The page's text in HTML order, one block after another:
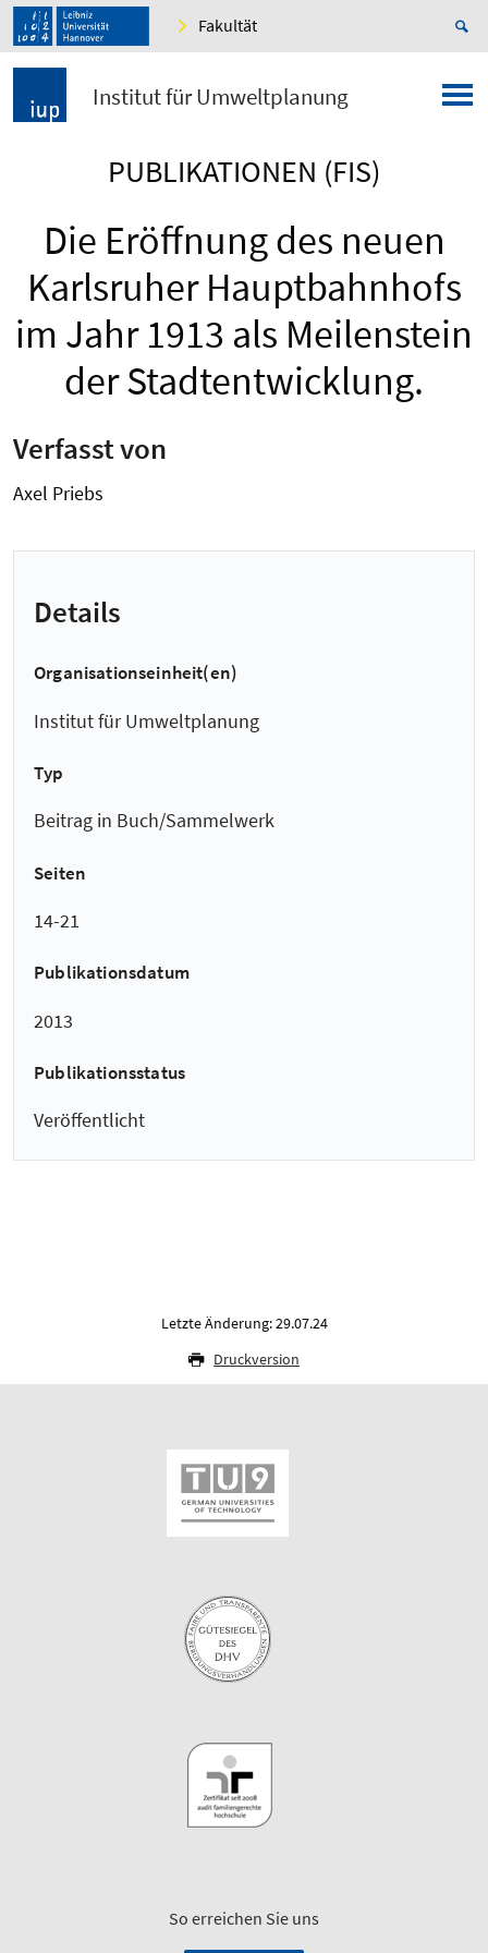
Fakultät
Institut für Umweltplanung
PUBLIKATIONEN (FIS)
Die Eröffnung des neuen
Karlsruher Hauptbahnhofs
im Jahr 1913 als Meilenstein
der Stadtentwicklung.
Verfasst von
Axel Priebs
Details
Organisationseinheit(en)
Institut für Umweltplanung
Typ
Beitrag in Buch/Sammelwerk
Seiten
14-21
Publikationsdatum
2013
Publikationsstatus
Veröffentlicht
Letzte Änderung: 29.07.24
Druckversion
So erreichen Sie uns